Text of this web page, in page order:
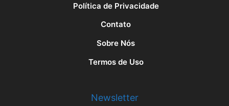
Política de Privacidade
Contato
Sobre Nós
Termos de Uso
Newsletter